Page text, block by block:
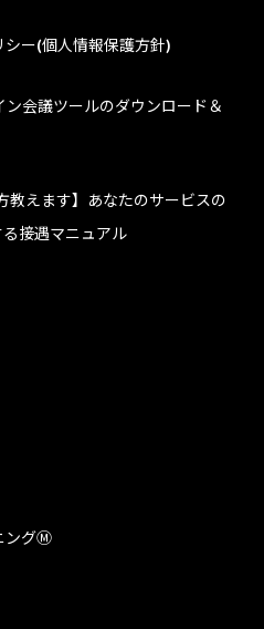
シー(個人情報保護方針)
ン会議ツールのダウンロード＆
教えます】あなたのサービスの
接遇マニュアル
ングⓂ︎